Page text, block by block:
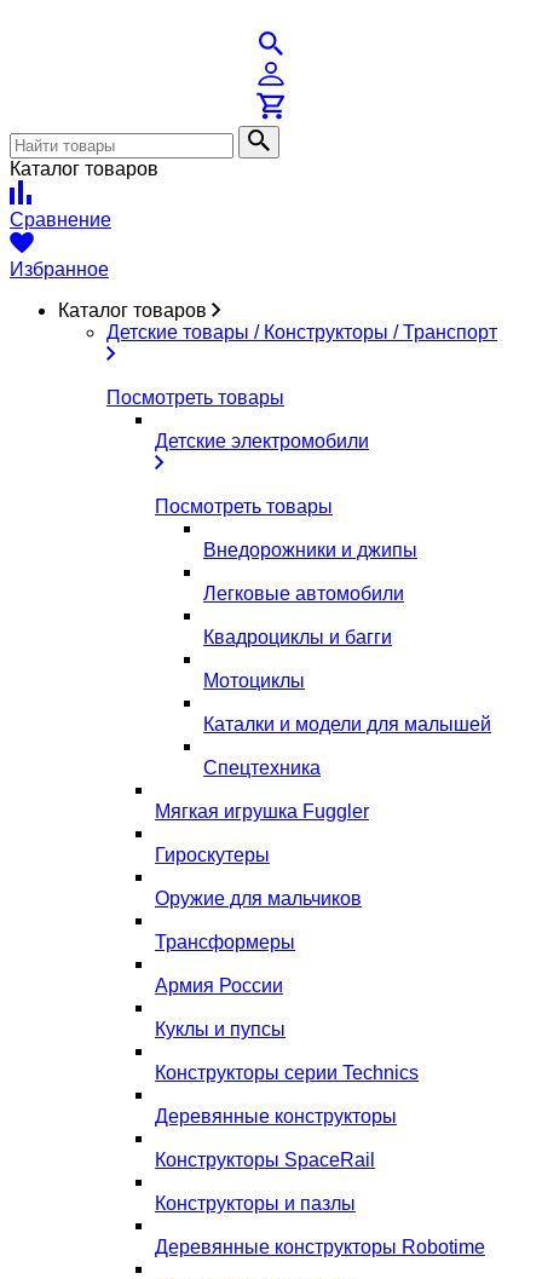
Каталог товаров
Сравнение
Избранное
Каталог товаров
Детские товары / Конструкторы / Транспорт
Посмотреть товары
Детские электромобили
Посмотреть товары
Внедорожники и джипы
Легковые автомобили
Квадроциклы и багги
Мотоциклы
Каталки и модели для малышей
Спецтехника
Мягкая игрушка Fuggler
Гироскутеры
Оружие для мальчиков
Трансформеры
Армия России
Куклы и пупсы
Конструкторы серии Technics
Деревянные конструкторы
Конструкторы SpaceRail
Конструкторы и пазлы
Деревянные конструкторы Robotime